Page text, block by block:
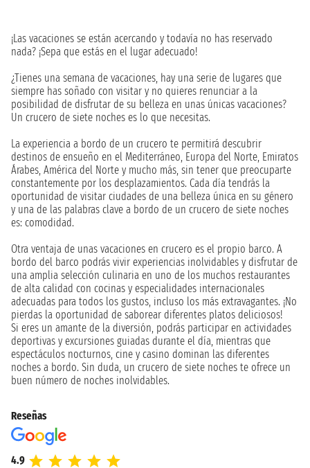
¡Las vacaciones se están acercando y todavía no has reservado
nada? ¡Sepa que estás en el lugar adecuado!
¿Tienes una semana de vacaciones, hay una serie de lugares que
siempre has soñado con visitar y no quieres renunciar a la
posibilidad de disfrutar de su belleza en unas únicas vacaciones?
Un crucero de siete noches es lo que necesitas.
La experiencia a bordo de un crucero te permitirá descubrir
destinos de ensueño en el Mediterráneo, Europa del Norte, Emiratos
Árabes, América del Norte y mucho más, sin tener que preocuparte
constantemente por los desplazamientos. Cada día tendrás la
oportunidad de visitar ciudades de una belleza única en su género
y una de las palabras clave a bordo de un crucero de siete noches
es: comodidad.
Otra ventaja de unas vacaciones en crucero es el propio barco. A
bordo del barco podrás vivir experiencias inolvidables y disfrutar de
una amplia selección culinaria en uno de los muchos restaurantes
de alta calidad con cocinas y especialidades internacionales
adecuadas para todos los gustos, incluso los más extravagantes. ¡No
pierdas la oportunidad de saborear diferentes platos deliciosos!
Si eres un amante de la diversión, podrás participar en actividades
deportivas y excursiones guiadas durante el día, mientras que
espectáculos nocturnos, cine y casino dominan las diferentes
noches a bordo. Sin duda, un crucero de siete noches te ofrece un
buen número de noches inolvidables.
Reseñas
4.9